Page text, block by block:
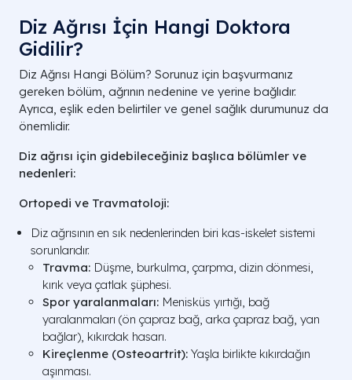
Diz Ağrısı İçin Hangi Doktora
Gidilir​?
Diz Ağrısı Hangi Bölüm? Sorunuz için başvurmanız
gereken bölüm, ağrının nedenine ve yerine bağlıdır.
Ayrıca, eşlik eden belirtiler ve genel sağlık durumunuz da
önemlidir.
Diz ağrısı için gidebileceğiniz başlıca bölümler ve
nedenleri:
Ortopedi ve Travmatoloji:
Diz ağrısının en sık nedenlerinden biri kas-iskelet sistemi
sorunlarıdır.
Travma: Düşme, burkulma, çarpma, dizin dönmesi,
kırık veya çatlak şüphesi.
Spor yaralanmaları: Menisküs yırtığı, bağ
yaralanmaları (ön çapraz bağ, arka çapraz bağ, yan
bağlar), kıkırdak hasarı.
Kireçlenme (Osteoartrit): Yaşla birlikte kıkırdağın
aşınması.